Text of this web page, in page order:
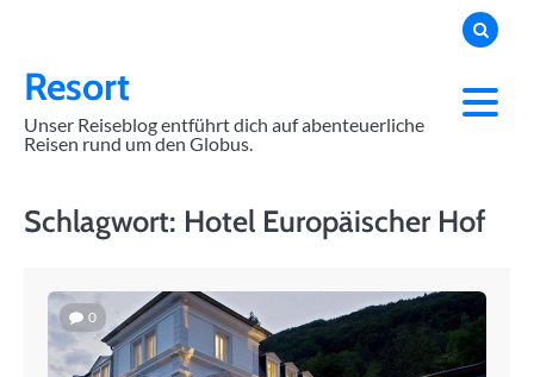
contentResort
Unser Reiseblog entführt dich auf abenteuerliche
Reisen rund um den Globus.
Schlagwort: Hotel Europäischer Hof
0